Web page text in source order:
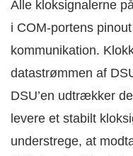
Alle kloksignalerne
i COM-portens
kommunikation.
datastrømmen af
DSU’en udtrækker
levere et stabilt
understrege, at